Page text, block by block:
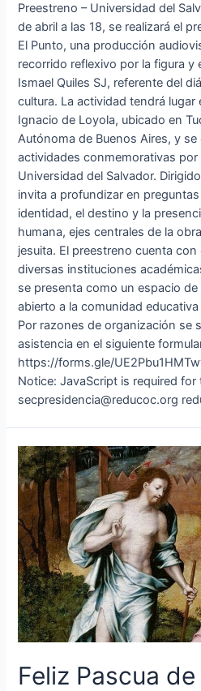
Preestreno – Universidad del
de abril a las 18, se realizará el
El Punto, una producción
recorrido reflexivo por la figura y
Ismael Quiles SJ, referente del
cultura. La actividad tendrá lugar
Ignacio de Loyola, ubicado en
Autónoma de Buenos Aires, y se
actividades conmemorativas por
Universidad del Salvador.
invita a profundizar en
identidad, el destino y la
humana, ejes centrales de la
jesuita. El preestreno cuenta
diversas instituciones
se presenta como un espacio
abierto a la comunidad
Por razones de organización se
asistencia en el siguiente
https://forms.gle/
Notice: JavaScript is required
secpresidencia@reducoc.org
Feliz Pascua de